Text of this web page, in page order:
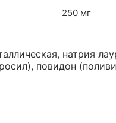
250 мг
натрия
повидон